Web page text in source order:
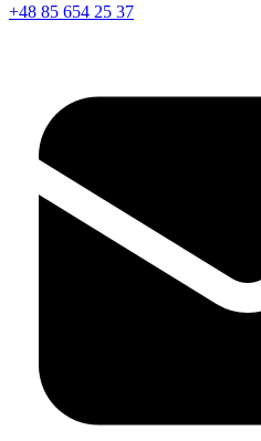
+48 85 654 25 37